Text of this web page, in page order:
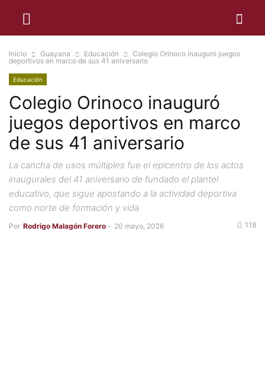
Inicio Guayana Educación
Colegio Orinoco inauguró juegos
deportivos en marco de sus 41 aniversario
Educación
Colegio Orinoco inauguró
juegos deportivos en marco
de sus 41 aniversario
La cancha de usos múltiples fue el epicentro de los actos
inaugurales del 41 aniversario de fundado el plantel
educativo, que sigue apostando a la actividad deportiva
como norte de formación y vida
Por Rodrigo Malagón Forero - 20 mayo, 2026 118